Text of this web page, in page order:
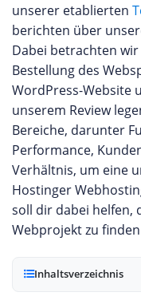
unserer etablierten
berichten über
Dabei betrachten
Bestellung des
WordPress-Website
unserem Review
Bereiche, darunter
Performance,
Verhältnis, um eine
Hostinger
soll dir dabei helfen,
Webprojekt zu
Inhaltsverzeichnis